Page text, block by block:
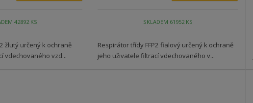
42892 KS
žlutý určený k ochraně
vdechovaného vzd...
SKLADEM 61952 KS
Respirátor třídy FFP2 fialový určený k ochraně
jeho uživatele filtrací vdechovaného v...